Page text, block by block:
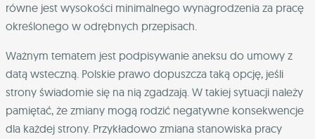
równe jest wysokości minimalnego wynagrodzenia za pracę
określonego w odrębnych przepisach.
Ważnym tematem jest podpisywanie aneksu do umowy z
datą wsteczną. Polskie prawo dopuszcza taką opcję, jeśli
strony świadomie się na nią zgadzają. W takiej sytuacji należy
pamiętać, że zmiany mogą rodzić negatywne konsekwencje
dla każdej strony. Przykładowo zmiana stanowiska pracy